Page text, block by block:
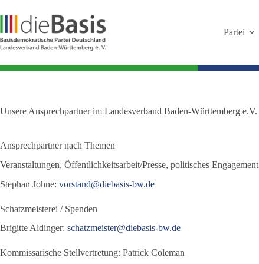
Inhalt
springen
Partei
Unsere Ansprechpartner im Landesverband Baden-Württemberg e.V.
Ansprechpartner nach Themen
Veranstaltungen, Öffentlichkeitsarbeit/Presse, politisches Engagement
Stephan Johne: vorstand@diebasis-bw.de
Schatzmeisterei / Spenden
Brigitte Aldinger: schatzmeister@diebasis-bw.de
Kommissarische Stellvertretung: Patrick Coleman